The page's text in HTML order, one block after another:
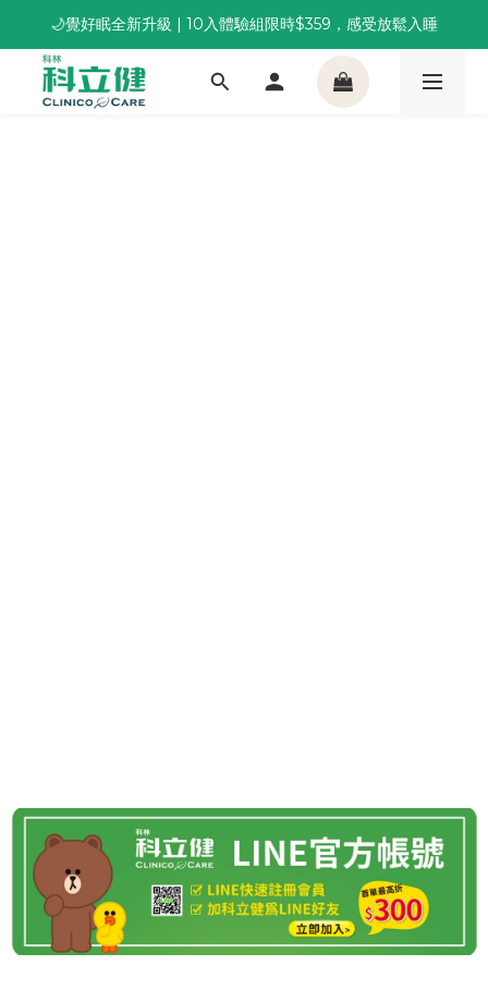
董事長推薦保養組合｜體驗價 $1,800 起，最高享 6 折
🌙覺好眠全新升級 | 10入體驗組限時$359，感受放鬆入睡
董事長推薦保養組合｜體驗價 $1,800 起，最高享 6 折